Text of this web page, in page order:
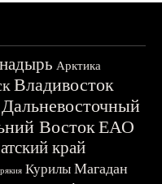
Арктика
Владивосток
Дальневосточный
ВостокЕАО
край
Курилы Магадан